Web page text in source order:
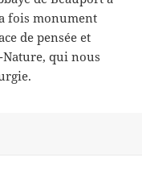
fois monument
de pensée et
Nature, qui nous
2021 de Dans le vif :